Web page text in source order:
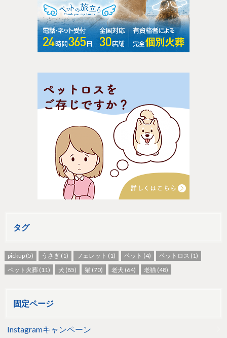
タグ
pickup(5) うさぎ (1) フェレット (1) ペット (4) ペットロス (1)
ペット火葬(11) 犬 (85) 猫 (70) 老犬 (64) 老猫(48)
固定ページ
Instagramキャンペーン